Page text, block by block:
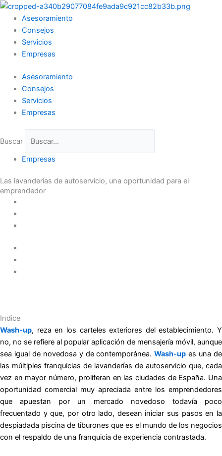
Ir
contenido
Asesoramiento
Consejos
Servicios
Empresas
Asesoramiento
Consejos
Servicios
Empresas
Buscar
Empresas
Las lavanderías de autoservicio, una oportunidad para el
emprendedor
Indice
Wash-up, reza en los carteles exteriores del establecimiento. Y
no, no se refiere al popular aplicación de mensajería móvil, aunque
sea igual de novedosa y de contemporánea.Wash-up es una de
las múltiples franquicias de lavanderías de autoservicio que, cada
vez en mayor número, proliferan en las ciudades de España. Una
oportunidad comercial muy apreciada entre los emprendedores
que apuestan por un mercado novedoso todavía poco
frecuentado y que, por otro lado, desean iniciar sus pasos en la
despiadada piscina de tiburones que es el mundo de los negocios
con el respaldo de una franquicia de experiencia contrastada.